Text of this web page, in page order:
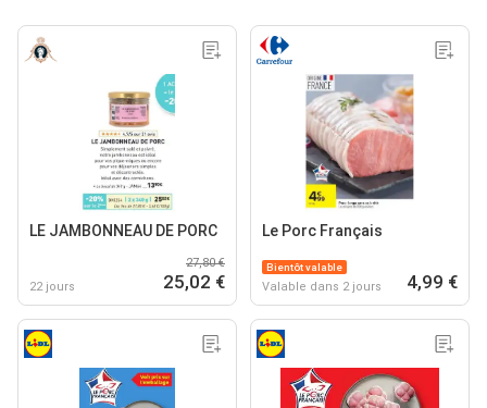
LE JAMBONNEAU DE PORC
22 jours
27,80 €
25,02 €
Le Porc Français
Bientôt valable
Valable dans 2 jours 4,99 €